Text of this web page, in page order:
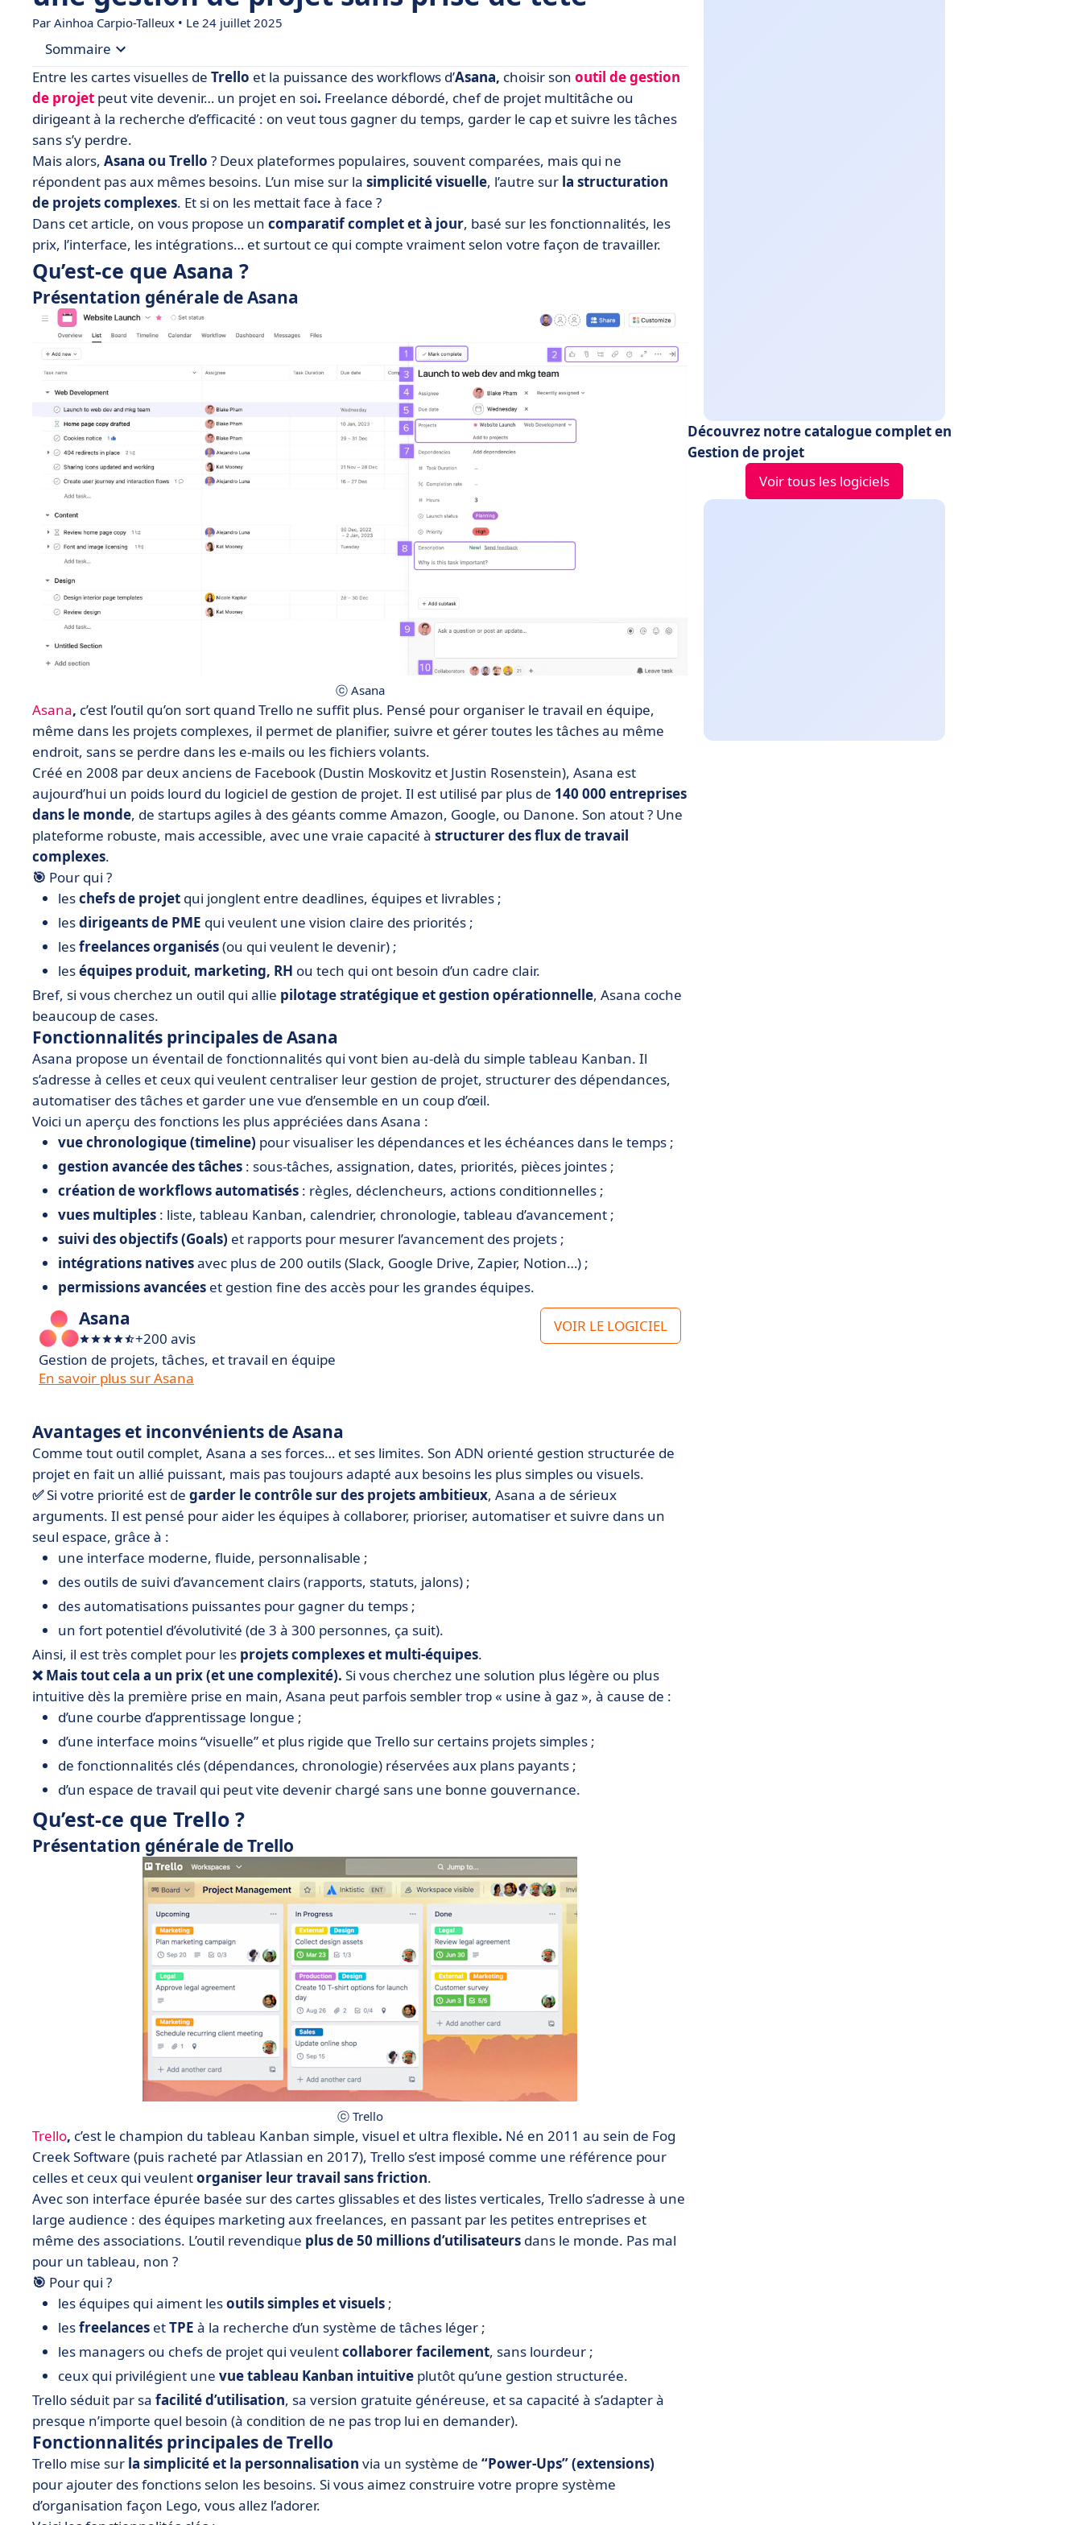
Par Ainhoa Carpio-Talleux • Le 24 juillet 2025
Sommaire
• Qu’est-ce que Asana ?
• Qu’est-ce que Trello ?
• Asana vs Trello : comparez les fonctionnalités
• Asana vs Trello : comparez les prix
• Asana vs Trello : quelle interface est la plus intuitive ?
• Asana vs Trello : comparez les intégrations
• Quand choisir Asana ou Trello ?
• Conclusion
• FAQ
Entre les cartes visuelles de Trello et la puissance des workflows d’Asana, choisir son outil de gestion
de projet peut vite devenir… un projet en soi. Freelance débordé, chef de projet multitâche ou
dirigeant à la recherche d’efficacité : on veut tous gagner du temps, garder le cap et suivre les tâches
sans s’y perdre.
Mais alors, Asana ou Trello ? Deux plateformes populaires, souvent comparées, mais qui ne
répondent pas aux mêmes besoins. L’un mise sur la simplicité visuelle, l’autre sur la structuration
de projets complexes. Et si on les mettait face à face ?
Dans cet article, on vous propose un comparatif complet et à jour, basé sur les fonctionnalités, les
prix, l’interface, les intégrations… et surtout ce qui compte vraiment selon votre façon de travailler.
Qu’est-ce que Asana ?
Présentation générale de Asana
ⓒ Asana
Asana, c’est l’outil qu’on sort quand Trello ne suffit plus. Pensé pour organiser le travail en équipe,
même dans les projets complexes, il permet de planifier, suivre et gérer toutes les tâches au même
endroit, sans se perdre dans les e-mails ou les fichiers volants.
Créé en 2008 par deux anciens de Facebook (Dustin Moskovitz et Justin Rosenstein), Asana est
aujourd’hui un poids lourd du logiciel de gestion de projet. Il est utilisé par plus de 140 000 entreprises
dans le monde, de startups agiles à des géants comme Amazon, Google, ou Danone. Son atout ? Une
plateforme robuste, mais accessible, avec une vraie capacité à structurer des flux de travail
complexes.
🎯 Pour qui ?
leschefs de projet qui jonglent entre deadlines, équipes et livrables ;
lesdirigeants de PME qui veulent une vision claire des priorités ;
lesfreelances organisés(ou qui veulent le devenir) ;
leséquipes produit, marketing, RH ou tech qui ont besoin d’un cadre clair.
Bref, si vous cherchez un outil qui allie pilotage stratégique et gestion opérationnelle, Asana coche
beaucoup de cases.
Fonctionnalités principales de Asana
Asana propose un éventail de fonctionnalités qui vont bien au-delà du simple tableau Kanban. Il
s’adresse à celles et ceux qui veulent centraliser leur gestion de projet, structurer des dépendances,
automatiser des tâches et garder une vue d’ensemble en un coup d’œil.
Voici un aperçu des fonctions les plus appréciées dans Asana :
vue chronologique (timeline) pour visualiser les dépendances et les échéances dans le temps ;
gestion avancée des tâches : sous-tâches, assignation, dates, priorités, pièces jointes ;
création de workflows automatisés : règles, déclencheurs, actions conditionnelles ;
vues multiples : liste, tableau Kanban, calendrier, chronologie, tableau d’avancement ;
suivi des objectifs (Goals) et rapports pour mesurer l’avancement des projets ;
intégrations nativesavec plus de 200 outils (Slack, Google Drive, Zapier, Notion…) ;
permissions avancées et gestion fine des accès pour les grandes équipes.
Asana
+200 avis
VOIR LE LOGICIEL
Gestion de projets, tâches, et travail en équipe
En savoir plus sur Asana
Avantages et inconvénients de Asana
Comme tout outil complet, Asana a ses forces… et ses limites. Son ADN orienté gestion structurée de
projet en fait un allié puissant, mais pas toujours adapté aux besoins les plus simples ou visuels.
✅Si votre priorité est de garder le contrôle sur des projets ambitieux, Asana a de sérieux
arguments. Il est pensé pour aider les équipes à collaborer, prioriser, automatiser et suivre dans un
seul espace, grâce à :
une interface moderne, fluide, personnalisable ;
des outils de suivi d’avancement clairs (rapports, statuts, jalons) ;
des automatisations puissantes pour gagner du temps ;
un fort potentiel d’évolutivité (de 3 à 300 personnes, ça suit).
Ainsi, il est très complet pour les projets complexes et multi-équipes.
❌ Mais tout cela a un prix (et une complexité). Si vous cherchez une solution plus légère ou plus
intuitive dès la première prise en main, Asana peut parfois sembler trop « usine à gaz », à cause de :
d’une courbe d’apprentissage longue ;
d’une interface moins “visuelle” et plus rigide que Trello sur certains projets simples ;
de fonctionnalités clés (dépendances, chronologie) réservées aux plans payants ;
d’un espace de travail qui peut vite devenir chargé sans une bonne gouvernance.
Qu’est-ce que Trello ?
Présentation générale de Trello
ⓒ Trello
Trello, c’est le champion du tableau Kanban simple, visuel et ultra flexible. Né en 2011 au sein de Fog
Creek Software (puis racheté par Atlassian en 2017), Trello s’est imposé comme une référence pour
celles et ceux qui veulentorganiser leur travail sans friction.
Avec son interface épurée basée sur des cartes glissables et des listes verticales, Trello s’adresse à une
large audience : des équipes marketing aux freelances, en passant par les petites entreprises et
même des associations. L’outil revendique plus de 50 millions d’utilisateurs dans le monde. Pas mal
pour un tableau, non ?
🎯 Pour qui ?
les équipes qui aiment lesoutils simples et visuels ;
lesfreelances etTPE à la recherche d’un système de tâches léger ;
les managers ou chefs de projet qui veulentcollaborer facilement, sans lourdeur ;
ceux qui privilégient une vue tableau Kanban intuitive plutôt qu’une gestion structurée.
Trello séduit par sa facilité d’utilisation, sa version gratuite généreuse, et sa capacité à s’adapter à
presque n’importe quel besoin (à condition de ne pas trop lui en demander).
Fonctionnalités principales de Trello
Trello mise sur la simplicité et la personnalisation via un système de “Power-Ups” (extensions)
pour ajouter des fonctions selon les besoins. Si vous aimez construire votre propre système
d’organisation façon Lego, vous allez l’adorer.
Découvrez notre catalogue complet en
Gestion de projet
Voir tous les logiciels